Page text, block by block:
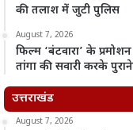
की तलाश में जुटी पुलिस
August 7, 2026
फिल्म ‘बंटवारा’ के
तांगा की सवारी करके
उत्तराखंड
August 7, 2026